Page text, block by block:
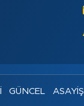
GÜNCEL ASAYİŞ